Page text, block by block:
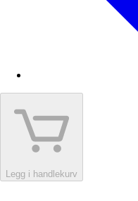
Legg i handlekurv